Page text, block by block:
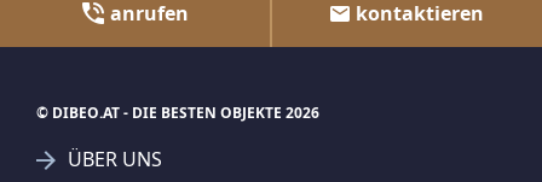
anrufen kontaktieren
© DIBEO.AT - DIE BESTEN OBJEKTE 2026
ÜBER UNS